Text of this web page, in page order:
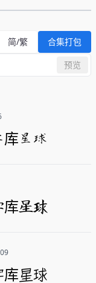
简/繁
合集打包
预览
库星球
库星球
库星球